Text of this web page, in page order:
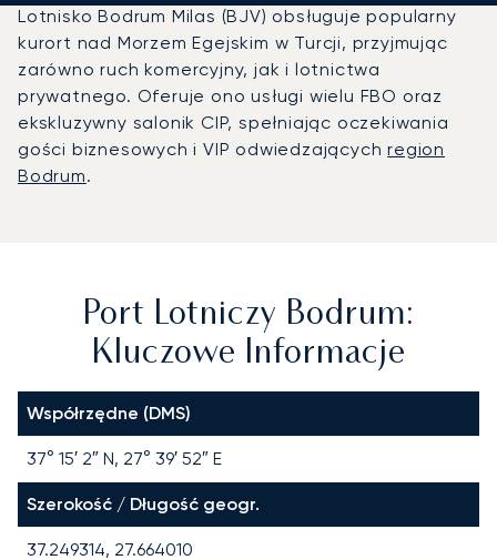
Lotnisko Bodrum Milas (BJV) obsługuje popularny
kurort nad Morzem Egejskim w Turcji, przyjmując
zarówno ruch komercyjny, jak i lotnictwa
prywatnego. Oferuje ono usługi wielu FBO oraz
ekskluzywny salonik CIP, spełniając oczekiwania
gości biznesowych i VIP odwiedzającychregion
Bodrum.
Port Lotniczy Bodrum:
Kluczowe Informacje
Współrzędne (DMS)
37° 15′ 2″ N, 27° 39′ 52″ E
Szerokość / Długość geogr.
37.249314, 27.664010